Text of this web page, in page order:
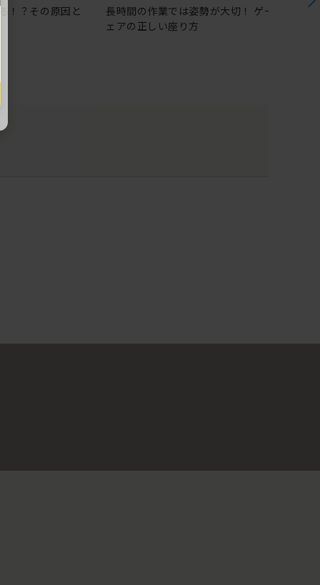
！？その原因と
長時間の作業では姿勢が大切！ ゲーミングチ
ェアの正しい座り方